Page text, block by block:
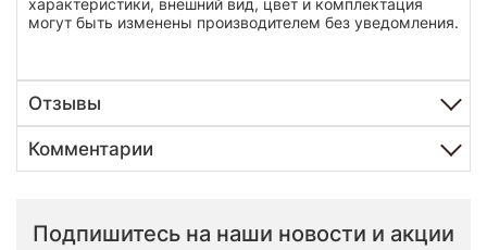
характеристики, внешний вид, цвет и комплектация
могут быть изменены производителем без уведомления.
Отзывы
Комментарии
Подпишитесь на наши новости и акции